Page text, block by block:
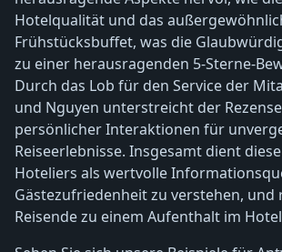
Hotelqualität und das
Frühstücksbuffet, was die
zu einer herausragenden 5-Sterne-
Durch das Lob für den Service der
und Nguyen unterstreicht der
persönlicher Interaktionen für
Reiseerlebnisse. Insgesamt dient
Hoteliers als wertvolle
Gästezufriedenheit zu verstehen, und
Reisende zu einem Aufenthalt im